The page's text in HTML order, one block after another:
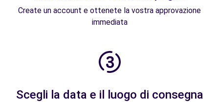
Create un account e ottenete la vostra approvazione
immediata
Scegli la data e il luogo di consegna